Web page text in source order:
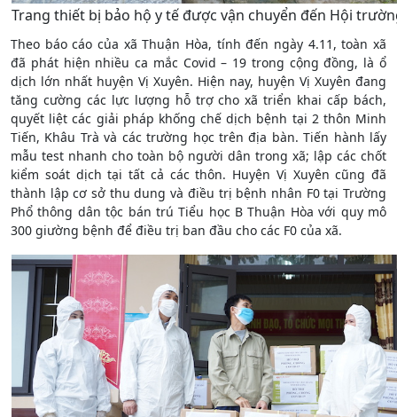
Trang thiết bị bảo hộ y tế được vận chuyển đến Hội
Theo báo cáo của xã Thuận Hòa, tính đến ngày 4.11, toàn xã
đã phát hiện nhiều ca mắc Covid – 19 trong cộng đồng, là ổ
dịch lớn nhất huyện Vị Xuyên. Hiện nay, huyện Vị Xuyên đang
tăng cường các lực lượng hỗ trợ cho xã triển khai cấp bách,
quyết liệt các giải pháp khống chế dịch bệnh tại 2 thôn Minh
Tiến, Khâu Trà và các trường học trên địa bàn. Tiến hành lấy
mẫu test nhanh cho toàn bộ người dân trong xã; lập các chốt
kiểm soát dịch tại tất cả các thôn. Huyện Vị Xuyên cũng đã
thành lập cơ sở thu dung và điều trị bệnh nhân F0 tại Trường
Phổ thông dân tộc bán trú Tiểu học B Thuận Hòa với quy mô
300 giường bệnh để điều trị ban đầu cho các F0 của xã.